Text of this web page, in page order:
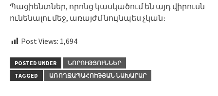
Պացիենտներ, որոնց կասկածում են այդ վիրուսն
ունենալու մեջ, առայժմ նույնպես չկան։
Post Views: 1,694
POSTED UNDER
ՆՈՐՈՒԹՅՈՒՆՆԵՐ
TAGGED
ԱՌՈՂՋԱՊԱՀՈՒԹՅԱՆ ՆԱԽԱՐԱՐ